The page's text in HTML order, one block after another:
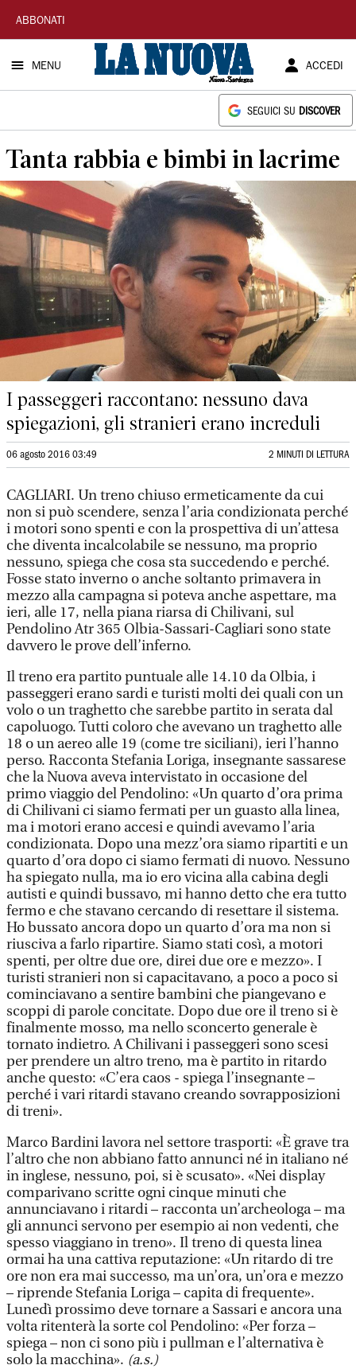
La
Nuova
Sardegna
ABBONATI
MENU ACCEDI
SEGUICI SU DISCOVER
Tanta rabbia e bimbi in lacrime
I passeggeri raccontano: nessuno dava
spiegazioni, gli stranieri erano increduli
06 agosto 2016 03:49 2 MINUTI DI LETTURA
CAGLIARI. Un treno chiuso ermeticamente da cui
non si può scendere, senza l’aria condizionata perché
i motori sono spenti e con la prospettiva di un’attesa
che diventa incalcolabile se nessuno, ma proprio
nessuno, spiega che cosa sta succedendo e perché.
Fosse stato inverno o anche soltanto primavera in
mezzo alla campagna si poteva anche aspettare, ma
ieri, alle 17, nella piana riarsa di Chilivani, sul
Pendolino Atr 365 Olbia-Sassari-Cagliari sono state
davvero le prove dell’inferno.
Il treno era partito puntuale alle 14.10 da Olbia, i
passeggeri erano sardi e turisti molti dei quali con un
volo o un traghetto che sarebbe partito in serata dal
capoluogo. Tutti coloro che avevano un traghetto alle
18 o un aereo alle 19 (come tre siciliani), ieri l’hanno
perso. Racconta Stefania Loriga, insegnante sassarese
che la Nuova aveva intervistato in occasione del
primo viaggio del Pendolino: «Un quarto d’ora prima
di Chilivani ci siamo fermati per un guasto alla linea,
ma i motori erano accesi e quindi avevamo l’aria
condizionata. Dopo una mezz’ora siamo ripartiti e un
quarto d’ora dopo ci siamo fermati di nuovo. Nessuno
ha spiegato nulla, ma io ero vicina alla cabina degli
autisti e quindi bussavo, mi hanno detto che era tutto
fermo e che stavano cercando di resettare il sistema.
Ho bussato ancora dopo un quarto d’ora ma non si
riusciva a farlo ripartire. Siamo stati così, a motori
spenti, per oltre due ore, direi due ore e mezzo». I
turisti stranieri non si capacitavano, a poco a poco si
cominciavano a sentire bambini che piangevano e
scoppi di parole concitate. Dopo due ore il treno si è
finalmente mosso, ma nello sconcerto generale è
tornato indietro. A Chilivani i passeggeri sono scesi
per prendere un altro treno, ma è partito in ritardo
anche questo: «C’era caos - spiega l’insegnante –
perché i vari ritardi stavano creando sovrapposizioni
di treni».
Marco Bardini lavora nel settore trasporti: «È grave tra
l’altro che non abbiano fatto annunci né in italiano né
in inglese, nessuno, poi, si è scusato». «Nei display
comparivano scritte ogni cinque minuti che
annunciavano i ritardi – racconta un’archeologa – ma
gli annunci servono per esempio ai non vedenti, che
spesso viaggiano in treno». Il treno di questa linea
ormai ha una cattiva reputazione: «Un ritardo di tre
ore non era mai successo, ma un’ora, un’ora e mezzo
– riprende Stefania Loriga – capita di frequente».
Lunedì prossimo deve tornare a Sassari e ancora una
volta ritenterà la sorte col Pendolino: «Per forza –
spiega – non ci sono più i pullman e l’alternativa è
solo la macchina». (a.s.)